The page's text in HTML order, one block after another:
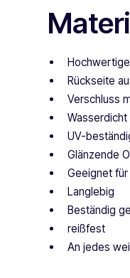
Rückseite
Verschluss
Wasserdicht
UV-
Glänzende
Geeignet
Langlebig
Beständig
reißfest
An jedes